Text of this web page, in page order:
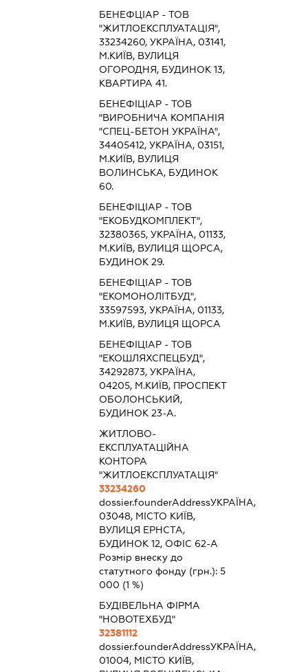
БЕНЕФЦІАР - ТОВ
"ЖИТЛОЕКСПЛУАТАЦІЯ",
33234260, УКРАЇНА, 03141,
М.КИЇВ, ВУЛИЦЯ
ОГОРОДНЯ, БУДИНОК 13,
КВАРТИРА 41.
БЕНЕФІЦІАР - ТОВ
"ВИРОБНИЧА КОМПАНІЯ
"СПЕЦ-БЕТОН УКРАЇНА",
34405412, УКРАЇНА, 03151,
М.КИЇВ, ВУЛИЦЯ
ВОЛИНСЬКА, БУДИНОК
60.
БЕНЕФІЦІАР - ТОВ
"ЕКОБУДКОМПЛЕКТ",
32380365, УКРАЇНА, 01133,
М.КИЇВ, ВУЛИЦЯ ЩОРСА,
БУДИНОК 29.
БЕНЕФІЦІАР - ТОВ
"ЕКОМОНОЛІТБУД",
33597593, УКРАЇНА, 01133,
М.КИЇВ, ВУЛИЦЯ ЩОРСА
БЕНЕФІЦІАР - ТОВ
"ЕКОШЛЯХСПЕЦБУД",
34292873, УКРАЇНА,
04205, М.КИЇВ, ПРОСПЕКТ
ОБОЛОНСЬКИЙ,
БУДИНОК 23-А.
ЖИТЛОВО-
ЕКСПЛУАТАЦІЙНА
КОНТОРА
"ЖИТЛОЕКСПЛУАТАЦІЯ"
33234260
dossier.founderAddressУКРАЇНА,
03048, МІСТО КИЇВ,
ВУЛИЦЯ ЕРНСТА,
БУДИНОК 12, ОФІС 62-А
Розмір внеску до
статутного фонду (грн.): 5
000 (1 %)
БУДІВЕЛЬНА ФІРМА
"НОВОТЕХБУД"
32381112
dossier.founderAddressУКРАЇНА,
01004, МІСТО КИЇВ,